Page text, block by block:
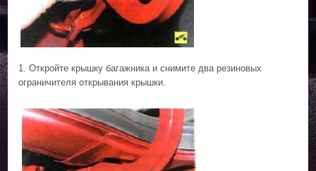
1. Откройте крышку багажника и снимите два резиновых
ограничителя открывания крышки.